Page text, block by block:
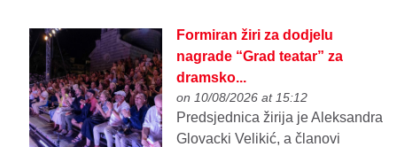
Formiran žiri za dodjelu
nagrade “Grad teatar” za
dramsko...
on 10/08/2026 at 15:12
Predsjednica žirija je Aleksandra
Glovacki Velikić, a članovi